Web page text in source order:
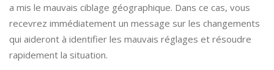
a mis le mauvais ciblage géographique. Dans ce cas, vous
recevrez immédiatement un message sur les changements
qui aideront à identifier les mauvais réglages et résoudre
rapidement la situation.